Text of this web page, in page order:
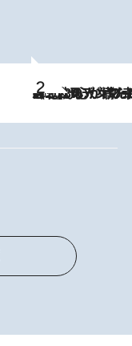
2026.8.8
《北欧の人々の幸福度が高いのは…》元デンマーク親善大使が出会った“心が満たされる暮らし”「いいかげんにヒュッゲしなさい！」